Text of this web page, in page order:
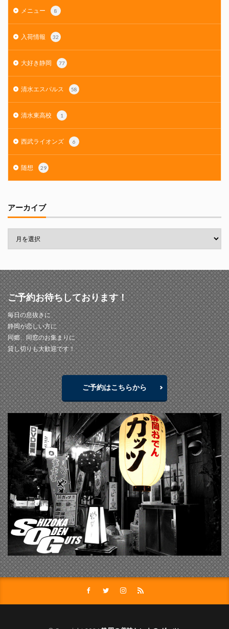
メニュー 8
入荷情報 32
大好き静岡 77
清水エスパルス 58
清水東高校 1
西武ライオンズ 6
随想 29
アーカイブ
ご予約お待ちしております！
毎日の息抜きに
静岡が恋しい方に
同郷、同窓のお集まりに
貸し切りも大歓迎です！
ご予約はこちらから